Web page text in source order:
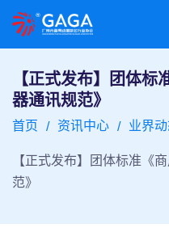
【正式发布】团体
器通讯规范》
首页 资讯中心 业界
【正式发布】团体标准《
范》